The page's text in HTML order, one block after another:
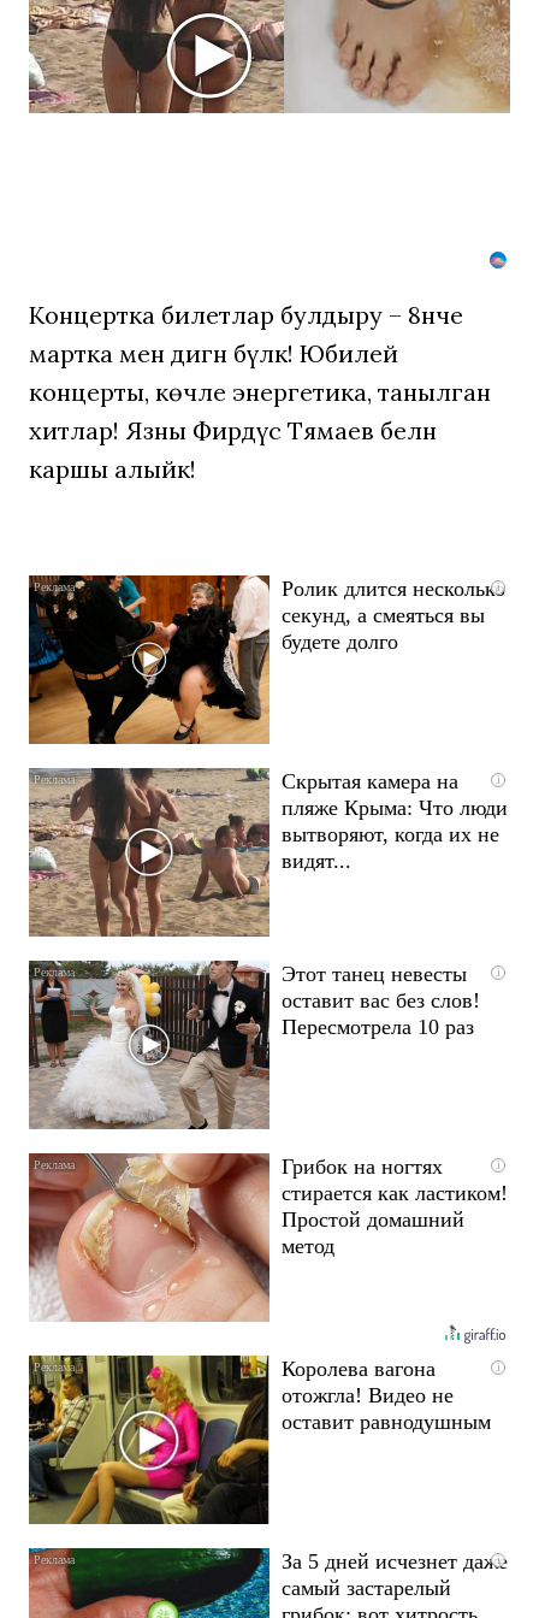
Что
люди
вытворяют,
когда
Концертка билетлар булдыру – 8нче
мартка менә дигән бүләк! Юбилей
концерты, көчле энергетика, танылган
хитлар! Язны Фирдүс Тямаев белән
каршы алыйк!
i
Ролик длится несколько
секунд, а смеяться вы
будете долго
i
Скрытая камера на
пляже Крыма: Что люди
вытворяют, когда их не
видят...
i
Этот танец невесты
оставит вас без слов!
Пересмотрела 10 раз
i
Грибок на ногтях
стирается как ластиком!
Простой домашний
метод
i
Королева вагона
отожгла! Видео не
оставит равнодушным
i
За 5 дней исчезнет даже
самый застарелый